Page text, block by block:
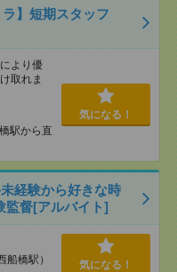
ラ】短期スタッフ
より優
取れま
駅から直
気になる！
経験から好きな時
監督[アルバイト]
橋駅） 気になる！